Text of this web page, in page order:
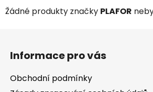
Žádné produkty značky PLAFOR
Informace pro vás
Obchodní podmínky